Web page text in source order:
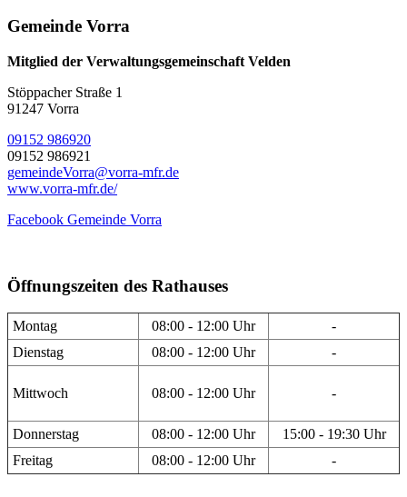
Gemeinde Vorra
Mitglied der Verwaltungsgemeinschaft Velden
Stöppacher Straße 1
91247 Vorra
09152 986920
09152 986921
gemeindeVorra@vorra-mfr.de
www.vorra-mfr.de/
Facebook Gemeinde Vorra
Öffnungszeiten des Rathauses
Montag 08:00 - 12:00 Uhr
-
Dienstag
08:00 - 12:00 Uhr -
Mittwoch 08:00 - 12:00 Uhr -
Donnerstag 08:00 - 12:00 Uhr
15:00 - 19:30 Uhr
Freitag
08:00 - 12:00 Uhr -